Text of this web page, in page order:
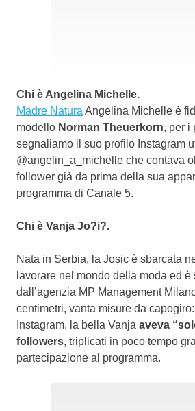
Chi è Angelina Michelle.
Madre Natura Angelina Michelle è
modello Norman Theuerkorn, per i
segnaliamo il suo profilo Instagram
@angelin_a_michelle che contava
follower già da prima della sua
programma di Canale 5.
Chi è Vanja Jo?i?.
Nata in Serbia, la Josic è sbarcata
lavorare nel mondo della moda ed è
dall’agenzia MP Management
centimetri, vanta misure da
Instagram, la bella Vanja aveva
followers, triplicati in poco tempo
partecipazione al programma.